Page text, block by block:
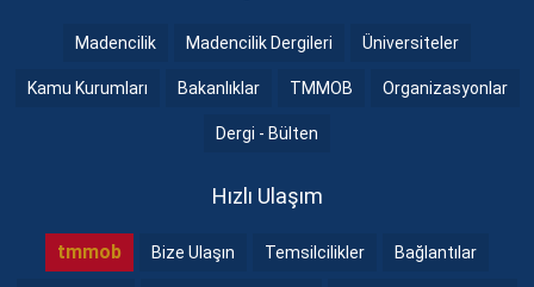
Madencilik Madencilik Dergileri Üniversiteler
Kamu Kurumları Bakanlıklar TMMOB Organizasyonlar
Dergi - Bülten
Hızlı Ulaşım
tmmob Bize Ulaşın Temsilcilikler Bağlantılar